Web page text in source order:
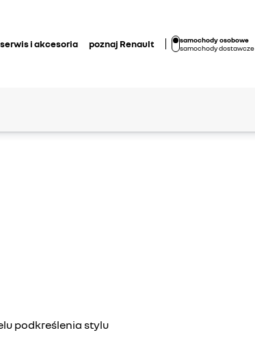
serwis i akcesoria poznaj Renault
samochody osobowe
samochody dostawcze
podkreślenia stylu